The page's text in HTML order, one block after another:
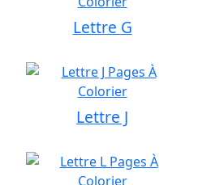
Lettre G
Lettre J